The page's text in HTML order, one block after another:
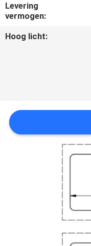
EEN
OFFERTE
Levering
vermogen:
Hoog licht: